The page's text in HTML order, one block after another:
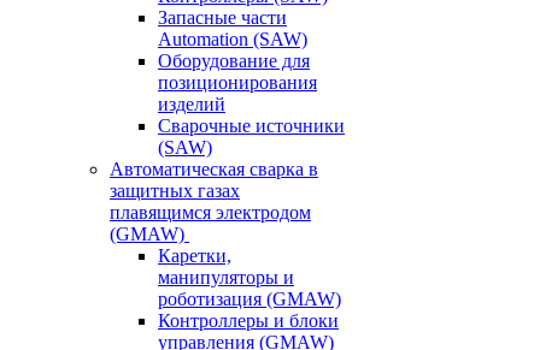
Запасные части
Automation (SAW)
Оборудование для
позиционирования
изделий
Сварочные источники
(SAW)
Автоматическая сварка в
защитных газах
плавящимся электродом
(GMAW)
Каретки,
манипуляторы и
роботизация (GMAW)
Контроллеры и блоки
управления (GMAW)